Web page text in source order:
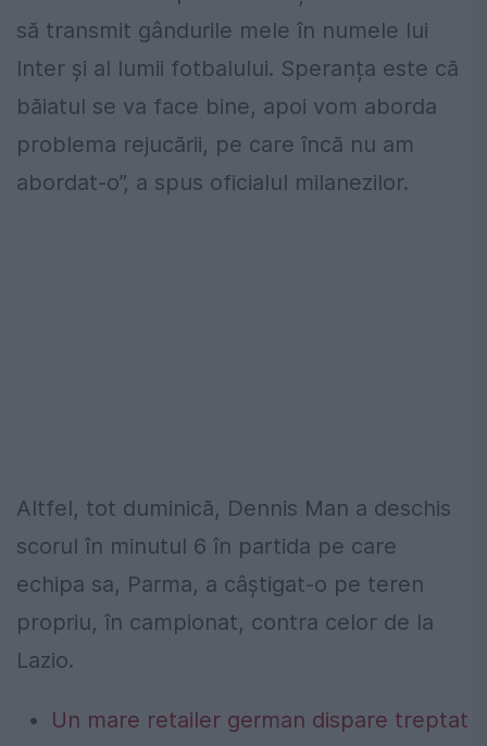
să transmit gândurile mele în numele lui
Inter și al lumii fotbalului. Speranța este că
băiatul se va face bine, apoi vom aborda
problema rejucării, pe care încă nu am
abordat-o”, a spus oficialul milanezilor.
Altfel, tot duminică, Dennis Man a deschis
scorul în minutul 6 în partida pe care
echipa sa, Parma, a câștigat-o pe teren
propriu, în campionat, contra celor de la
Lazio.
Un mare retailer german dispare treptat